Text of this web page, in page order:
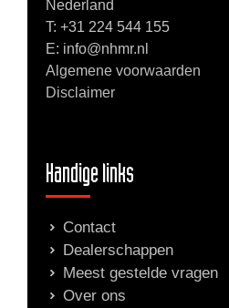
Nederland
T: +31 224 544 155
E: info@nhmr.nl
Algemene voorwaarden
Disclaimer
Handige links
Contact
Dealerschappen
Meest gestelde vragen
Over ons